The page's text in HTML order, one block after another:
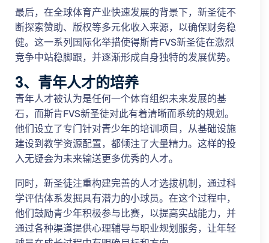
最后，在全球体育产业快速发展的背景下，新圣徒不
断探索赞助、版权等多元化收入来源，以确保财务稳
健。这一系列国际化举措使得斯肯FVS新圣徒在激烈
竞争中站稳脚跟，并逐渐形成自身独特的发展优势。
3、青年人才的培养
青年人才被认为是任何一个体育组织未来发展的基
石，而斯肯FVS新圣徒对此有着清晰而系统的规划。
他们设立了专门针对青少年的培训项目，从基础设施
建设到教学资源配置，都倾注了大量精力。这样的投
入无疑会为未来输送更多优秀的人才。
同时，新圣徒注重构建完善的人才选拔机制，通过科
学评估体系发掘具有潜力的小球员。在这个过程中，
他们鼓励青少年积极参与比赛，以提高实战能力，并
通过各种渠道提供心理辅导与职业规划服务，让年轻